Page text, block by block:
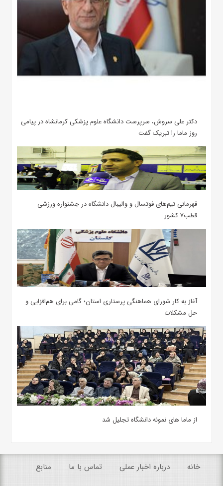
دکتر علی سروش، سرپرست دانشگاه علوم پزشکی کرمانشاه در پیامی
روز ماما را تبریک گفت
قهرمانی تیم‌های فوتسال و والیبال دانشگاه در جشنواره ورزشی
قطب۷ کشور
آغاز به کار شورای هماهنگی پرستاری استان؛ گامی برای هم‌افزایی و
حل مشکلات
از ماما های نمونه دانشگاه تجلیل شد
خانه درباره اخبار عملی تماس با ما منابع